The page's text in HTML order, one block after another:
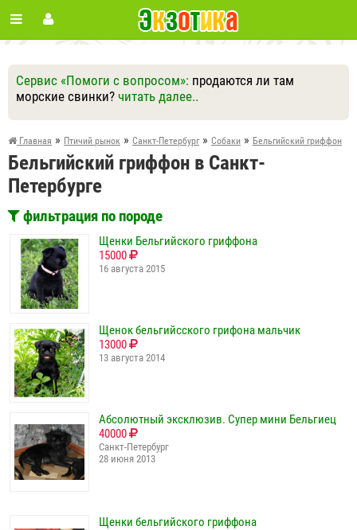
Сервис «Помоги с вопросом»: продаются ли там
морские свинки? читать далее..
Ответить Другие вопросы
Задать вопрос
Главная » Птичий рынок » Санкт-Петербург» Собаки » Бельгийский гриффон
Бельгийский гриффон в Санкт-
Петербурге
фильтрация по породе
Щенки Бельгийского гриффона
15000
16 августа 2015
Щенок бельгийсского грифона мальчик
13000
13 августа 2014
Абсолютный эксклюзив. Супер мини Бельгиец
40000
Санкт-Петербург
28 июня 2013
Щенки бельгийского гриффона